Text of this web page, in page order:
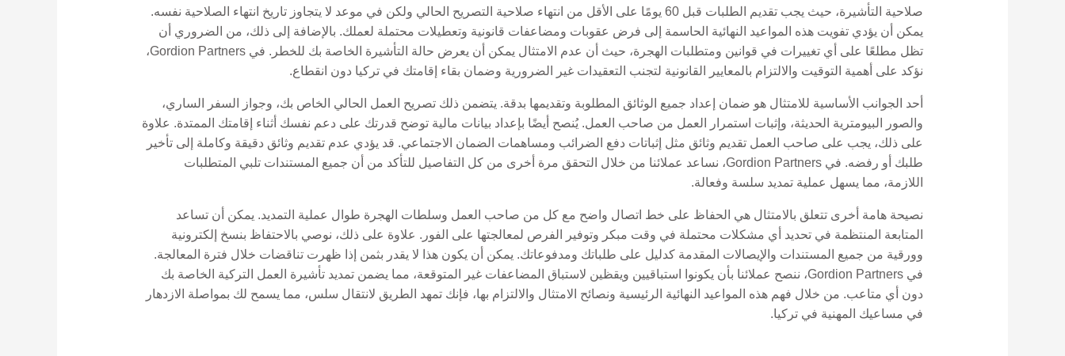
صلاحية التأشيرة، حيث يجب تقديم الطلبات قبل 60 يومًا على الأقل من انتهاء صلاحية التصريح الحالي ولكن في موعد لا يتجاوز تاريخ انتهاء الصلاحية نفسه.
يمكن أن يؤدي تفويت هذه المواعيد النهائية الحاسمة إلى فرض عقوبات ومضاعفات قانونية وتعطيلات محتملة لعملك. بالإضافة إلى ذلك، من الضروري أن
تظل مطلعًا على أي تغييرات في قوانين ومتطلبات الهجرة، حيث أن عدم الامتثال يمكن أن يعرض حالة التأشيرة الخاصة بك للخطر. في Gordion Partners،
نؤكد على أهمية التوقيت والالتزام بالمعايير القانونية لتجنب التعقيدات غير الضرورية وضمان بقاء إقامتك في تركيا دون انقطاع.
أحد الجوانب الأساسية للامتثال هو ضمان إعداد جميع الوثائق المطلوبة وتقديمها بدقة. يتضمن ذلك تصريح العمل الحالي الخاص بك، وجواز السفر الساري،
والصور البيومترية الحديثة، وإثبات استمرار العمل من صاحب العمل. يُنصح أيضًا بإعداد بيانات مالية توضح قدرتك على دعم نفسك أثناء إقامتك الممتدة. علاوة
على ذلك، يجب على صاحب العمل تقديم وثائق مثل إثباتات دفع الضرائب ومساهمات الضمان الاجتماعي. قد يؤدي عدم تقديم وثائق دقيقة وكاملة إلى تأخير
طلبك أو رفضه. في Gordion Partners، نساعد عملائنا من خلال التحقق مرة أخرى من كل التفاصيل للتأكد من أن جميع المستندات تلبي المتطلبات
اللازمة، مما يسهل عملية تمديد سلسة وفعالة.
نصيحة هامة أخرى تتعلق بالامتثال هي الحفاظ على خط اتصال واضح مع كل من صاحب العمل وسلطات الهجرة طوال عملية التمديد. يمكن أن تساعد
المتابعة المنتظمة في تحديد أي مشكلات محتملة في وقت مبكر وتوفير الفرص لمعالجتها على الفور. علاوة على ذلك، نوصي بالاحتفاظ بنسخ إلكترونية
وورقية من جميع المستندات والإيصالات المقدمة كدليل على طلباتك ومدفوعاتك. يمكن أن يكون هذا لا يقدر بثمن إذا ظهرت تناقضات خلال فترة المعالجة.
في Gordion Partners، ننصح عملائنا بأن يكونوا استباقيين ويقظين لاستباق المضاعفات غير المتوقعة، مما يضمن تمديد تأشيرة العمل التركية الخاصة بك
دون أي متاعب. من خلال فهم هذه المواعيد النهائية الرئيسية ونصائح الامتثال والالتزام بها، فإنك تمهد الطريق لانتقال سلس، مما يسمح لك بمواصلة الازدهار
في مساعيك المهنية في تركيا.